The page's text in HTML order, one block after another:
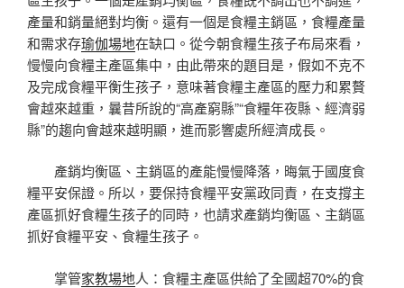
產量和銷量絕對均衡。還有一個是食糧主銷區，食糧產量
和需求存瑜伽場地在缺口。從今朝食糧生孩子布局來看，
慢慢向食糧主產區集中，由此帶來的題目是，假如不克不
及完成食糧平衡生孩子，意味著食糧主產區的壓力和累贅
會越來越重，曩昔所說的“高產窮縣”“食糧年夜縣、經濟弱
縣”的趨向會越來越明顯，進而影響處所經濟成長。
產銷均衡區、主銷區的產能慢慢降落，晦氣于國度食
糧平安保證。所以，要保持食糧平安黨政同責，在支撐主
產區抓好食糧生孩子的同時，也請求產銷均衡區、主銷區
抓好食糧平安、食糧生孩子。
掌管家教場地人：食糧主產區供給了全國超70%的食